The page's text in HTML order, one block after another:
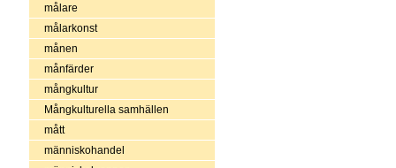
målare
målarkonst
månen
månfärder
mångkultur
Mångkulturella samhällen
mått
människohandel